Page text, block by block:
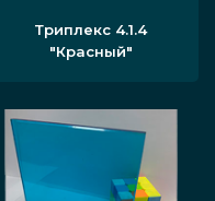
Триплекс 4.1.4
"Красный"